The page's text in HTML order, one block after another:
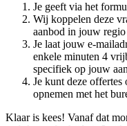
Je geeft via het
Wij koppelen deze
aanbod in jouw regio
Je laat jouw e-
enkele minuten 4
specifiek op jouw
Je kunt deze
opnemen met het
Klaar is kees! Vanaf dat